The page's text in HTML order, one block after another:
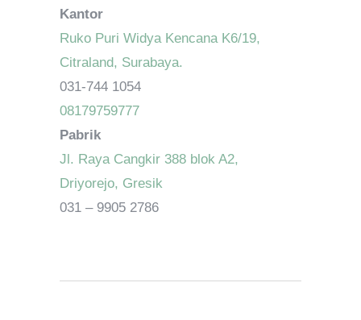
Kantor
Ruko Puri Widya Kencana K6/19,
Citraland, Surabaya.
031-744 1054
08179759777
Pabrik
Jl. Raya Cangkir 388 blok A2,
Driyorejo, Gresik
031 – 9905 2786